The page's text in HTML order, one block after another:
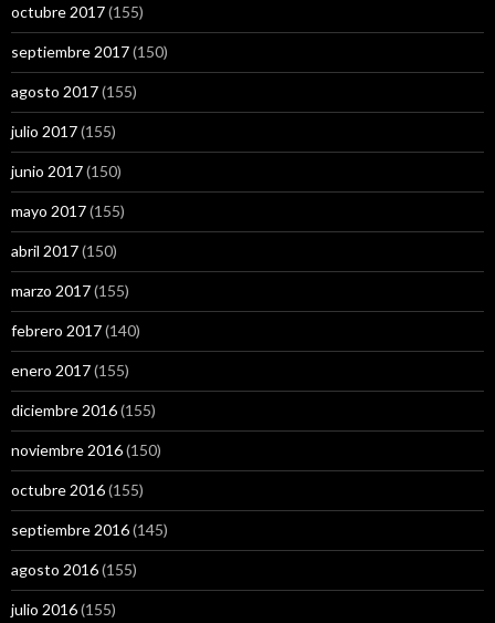
octubre 2017(155)
septiembre 2017(150)
agosto 2017(155)
julio 2017(155)
junio 2017(150)
mayo 2017(155)
abril 2017(150)
marzo 2017(155)
febrero 2017(140)
enero 2017(155)
diciembre 2016(155)
noviembre 2016(150)
octubre 2016(155)
septiembre 2016(145)
agosto 2016(155)
julio 2016(155)